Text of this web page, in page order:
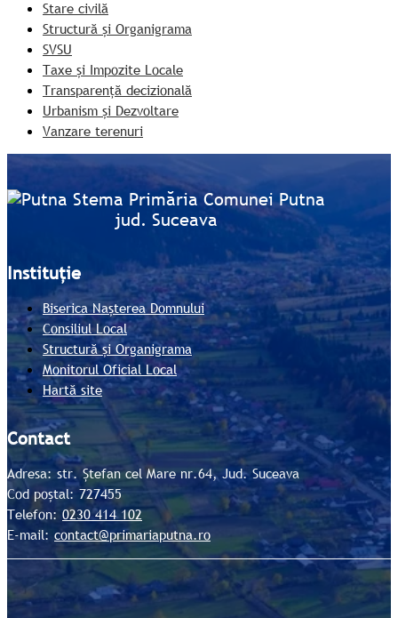
Stare civilă
Structură și Organigrama
SVSU
Taxe și Impozite Locale
Transparență decizională
Urbanism și Dezvoltare
Vanzare terenuri
Primăria Comunei Putna
jud. Suceava
Instituție
Biserica Nașterea Domnului
Consiliul Local
Structură și Organigrama
Monitorul Oficial Local
Hartă site
Contact
Adresa: str. Ștefan cel Mare nr.64, Jud. Suceava
Cod poștal: 727455
Telefon: 0230 414 102
E-mail: contact@primariaputna.ro